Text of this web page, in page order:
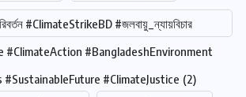
#ClimateStrikeBD #জলবায়ু_ন্যায়বিচার
#ClimateAction #BangladeshEnvironment
#ClimateJustice (2)